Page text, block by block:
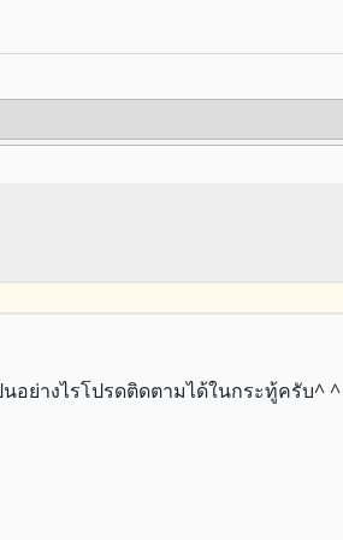
นอย่างไรโปรดติดตามได้ในกระทู้ครับ^ ^